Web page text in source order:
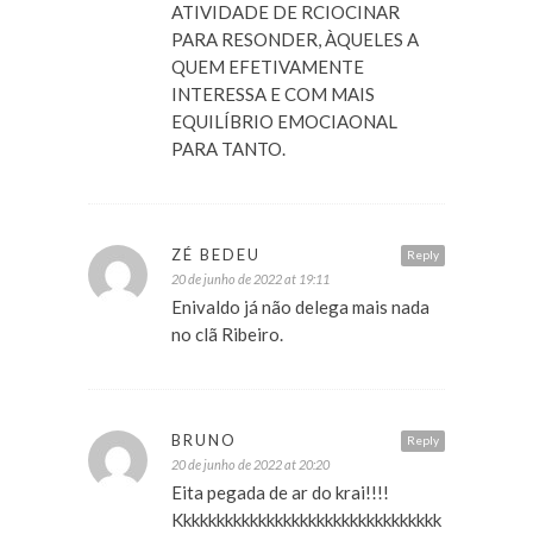
ATIVIDADE DE RCIOCINAR
PARA RESONDER, ÀQUELES A
QUEM EFETIVAMENTE
INTERESSA E COM MAIS
EQUILÍBRIO EMOCIAONAL
PARA TANTO.
Reply
ZÉ BEDEU
20 de junho de 2022 at 19:11
Enivaldo já não delega mais nada
no clã Ribeiro.
Reply
BRUNO
20 de junho de 2022 at 20:20
Eita pegada de ar do krai!!!!
Kkkkkkkkkkkkkkkkkkkkkkkkkkkkkkkk